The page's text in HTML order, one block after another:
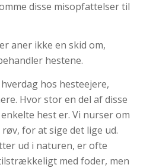
disse misopfattelser til
aner ikke en skid om,
hestene.
hos hesteejere,
Hvor stor en del af disse
hest er. Vi nurser om
for at sige det lige ud.
ud i naturen, er ofte
med foder, men